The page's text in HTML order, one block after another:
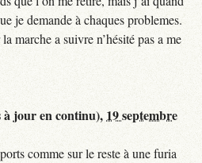
je demande à chaques problemes.
marche a suivre n’hésité pas a me
jour en continu), 19 septembre
comme sur le reste à une furia